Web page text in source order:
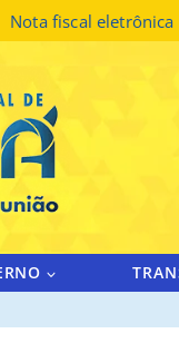
Nota fiscal eletrônica